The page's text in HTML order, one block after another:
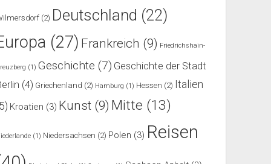
(2) Deutschland (22)
(27) Frankreich (9) Friedrichshain-
(1) Geschichte (7) Geschichte der Stadt
(4) Griechenland (2) Hamburg (1) Hessen (2) Italien
Kroatien (3) Kunst (9) Mitte (13)
(1) Niedersachsen (2) Polen (3) Reisen